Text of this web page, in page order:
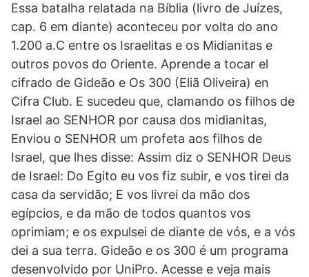
Essa batalha relatada na Bíblia (livro de Juízes,
cap. 6 em diante) aconteceu por volta do ano
1.200 a.C entre os Israelitas e os Midianitas e
outros povos do Oriente. Aprende a tocar el
cifrado de Gideão e Os 300 (Eliã Oliveira) en
Cifra Club. E sucedeu que, clamando os filhos de
Israel ao SENHOR por causa dos midianitas,
Enviou o SENHOR um profeta aos filhos de
Israel, que lhes disse: Assim diz o SENHOR Deus
de Israel: Do Egito eu vos fiz subir, e vos tirei da
casa da servidão; E vos livrei da mão dos
egípcios, e da mão de todos quantos vos
oprimiam; e os expulsei de diante de vós, e a vós
dei a sua terra. Gideão e os 300 é um programa
desenvolvido por UniPro. Acesse e veja mais